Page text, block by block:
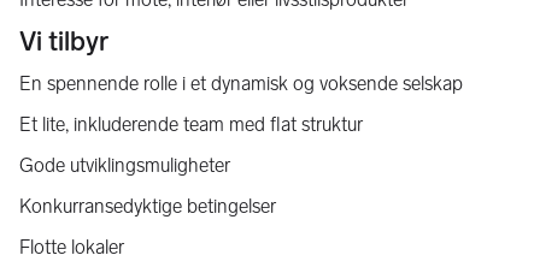
Vi tilbyr
En spennende rolle i et dynamisk og voksende selskap
Et lite, inkluderende team med flat struktur
Gode utviklingsmuligheter
Konkurransedyktige betingelser
Flotte lokaler